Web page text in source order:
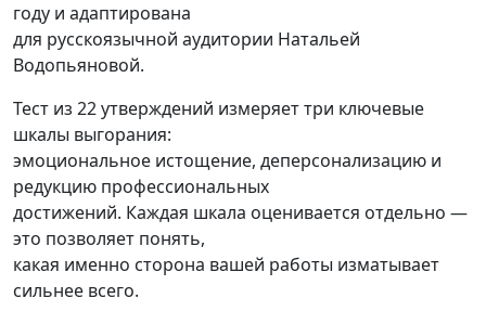
году и адаптирована
для русскоязычной аудитории Натальей
Водопьяновой.
Тест из 22 утверждений измеряет три ключевые
шкалы выгорания:
эмоциональное истощение, деперсонализацию и
редукцию профессиональных
достижений. Каждая шкала оценивается отдельно —
это позволяет понять,
какая именно сторона вашей работы изматывает
сильнее всего.